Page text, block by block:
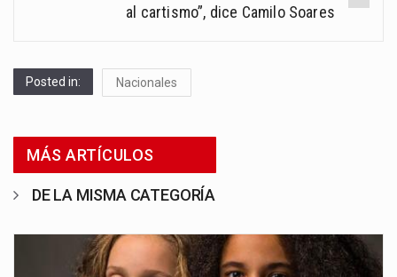
al cartismo”, dice Camilo Soares
Posted in: Nacionales
MÁS ARTÍCULOS
DE LA MISMA CATEGORÍA